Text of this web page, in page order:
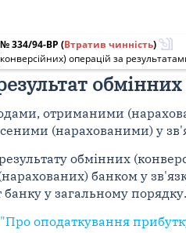
№ 334/94-ВР (Втратив чинність)
операцій за